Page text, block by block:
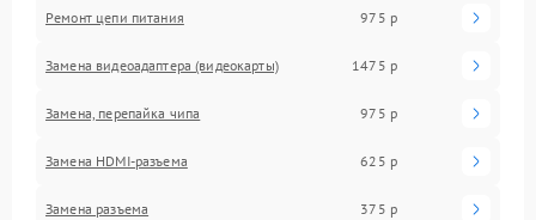
Ремонт цепи питания 975 р
Замена видеоадаптера (видеокарты) 1475 р
Замена, перепайка чипа 975 р
Замена HDMI-разъема 625 р
Замена разъема 375 р